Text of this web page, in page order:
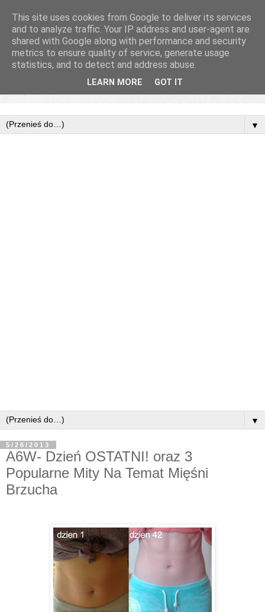
▼
▼
5/26/2013
A6W- Dzień OSTATNI! oraz 3
Popularne Mity Na Temat Mięśni
Brzucha
This site uses cookies from Google to deliver its services
and to analyze traffic. Your IP address and user-agent are
shared with Google along with performance and security
metrics to ensure quality of service, generate usage
statistics, and to detect and address abuse.
LEARN MORE GOT IT